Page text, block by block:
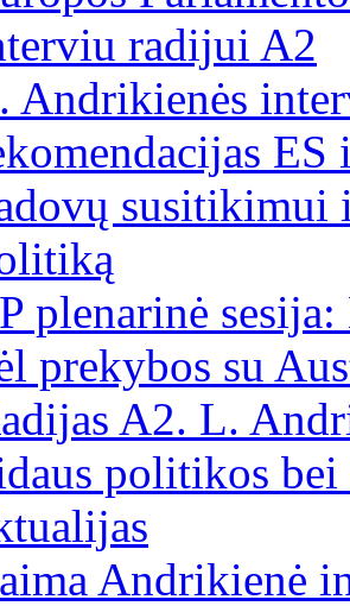
radijui A2
Andrikienės
susitikimui
plenarinė
prekybos su
A2. L.
politikos bei
Andrikienė